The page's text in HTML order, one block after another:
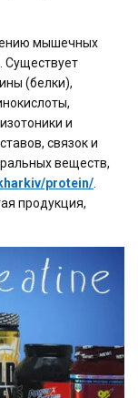
мышечных
Существует
(белки),
и
связок и
веществ,
protein/
продукция,